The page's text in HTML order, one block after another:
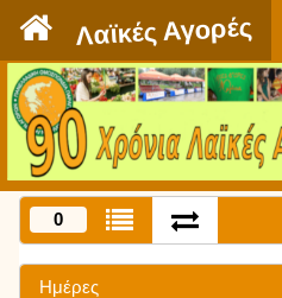
Λαϊκές Αγορές
0
Ημέρες